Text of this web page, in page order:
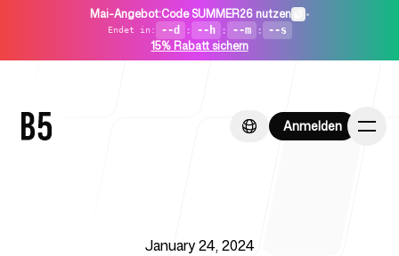
Mai-Angebot:Code SUMMER26 nutzen •
Endet in : --d : --h : --m : --s
15% Rabatt sichern
Anmelden
Anmelden
January 24, 2024